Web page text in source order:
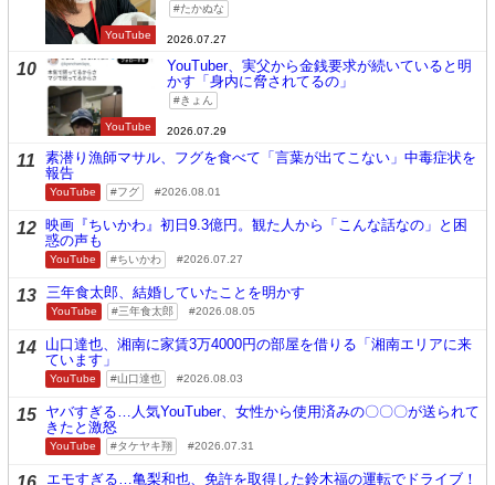
YouTube
たかぬな
2026.07.27
10
YouTube
YouTuber、実父から金銭要求が続いていると明
かす「身内に脅されてるの」
きょん
2026.07.29
11
素潜り漁師マサル、フグを食べて「言葉が出てこない」中毒症状を
報告
YouTube フグ 2026.08.01
12 映画『ちいかわ』初日9.3億円。観た人から「こんな話なの」と困
惑の声も
YouTube ちいかわ 2026.07.27
13 三年食太郎、結婚していたことを明かす
YouTube 三年食太郎 2026.08.05
14 山口達也、湘南に家賃3万4000円の部屋を借りる「湘南エリアに来
ています」
YouTube 山口達也 2026.08.03
15 ヤバすぎる…人気YouTuber、女性から使用済みの〇〇〇が送られて
きたと激怒
YouTube タケヤキ翔 2026.07.31
エモすぎる…亀梨和也、免許を取得した鈴木福の運転でドライブ！